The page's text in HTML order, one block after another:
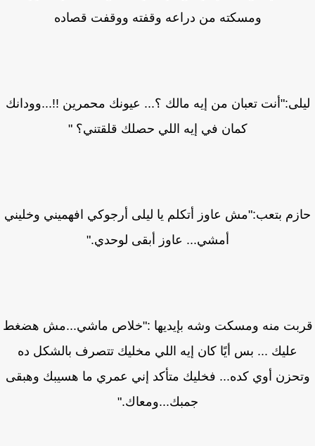
ومسكته من دراعه وقفته ووقفت قصاده
تعبان من إيه مالك ؟... عيونك محمرين !!...وودانك
كمان في إيه اللي حصلك قلقتني؟ "
بتعب:"مش عاوز أتكلم يا ليلى أرجوكي افهميني وخليني
أمشي... عاوز أبقى لوحدي."
منه ومسكت وشه بإيديها :"خلاص ماشي...مش هضغط
عليك ... بس أيًا كان إيه اللي مخليك تتصرف بالشكل ده
أوي كده... فخليك متأكد إني عمري ما هسيبك وهبقى
جمبك...ومعاك."